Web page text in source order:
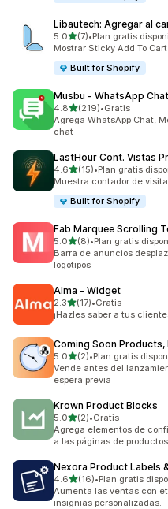
Libautech: Agregar al
5.0de 5 estrellas
(7)
7 reseñas en total
•Plan gratis
Mostrar Sticky Add To
Built for Shopify
Musbu ‑ WhatsApp
4.8de 5 estrellas
(219)
219 reseñas en total
•Gratis
Agrega WhatsApp Chat,
chat
LastHour Cont. Vistas
4.6de 5 estrellas
(15)
15 reseñas en total
•Plan gratis
Muestra contador de
Built for Shopify
Fab Marquee Scrolling
5.0de 5 estrellas
(8)
8 reseñas en total
•Plan gratis
Barra de anuncios
logotipos
Alma ‑ Widget
2.3de 5 estrellas
(17)
17 reseñas en total
•Gratis
¡Hazles saber a tus
Coming Soon Products,
5.0de 5 estrellas
(2)
2 reseñas en total
•Plan gratis
Vende antes del
espera previa
Krown Product Blocks
5.0de 5 estrellas
(2)
2 reseñas en total
•Gratis
Agrega elementos de
a las páginas de
Nexora Product Labels
4.6de 5 estrellas
(16)
16 reseñas en total
•Plan gratis
Aumenta las ventas con
insignias personalizadas.